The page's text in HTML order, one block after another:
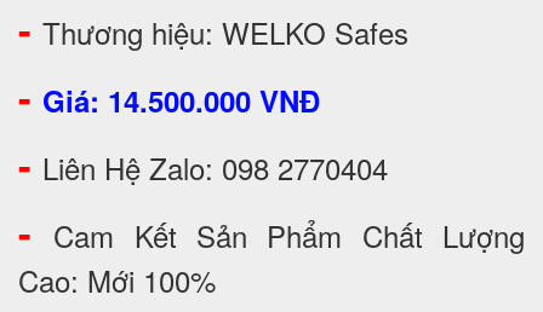
- Thương hiệu: WELKO Safes
- Giá: 14.500.000 VNĐ
- Liên Hệ Zalo: 098 2770404
- Cam Kết Sản Phẩm Chất Lượng
Cao: Mới 100%